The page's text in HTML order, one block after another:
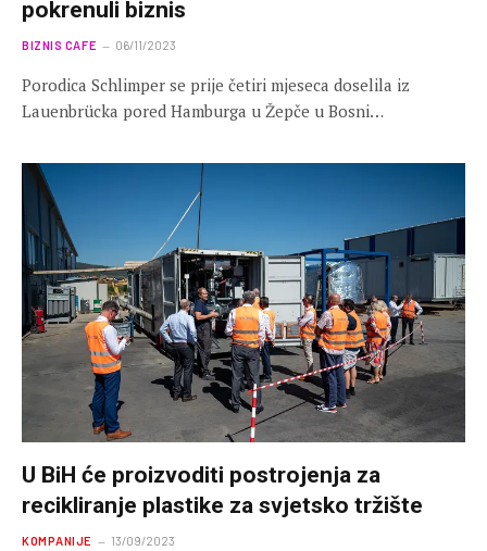
pokrenuli biznis
BIZNIS CAFE 06/11/2023
Porodica Schlimper se prije četiri mjeseca doselila iz
Lauenbrücka pored Hamburga u Žepče u Bosni…
U BiH će proizvoditi postrojenja za
recikliranje plastike za svjetsko tržište
KOMPANIJE 13/09/2023